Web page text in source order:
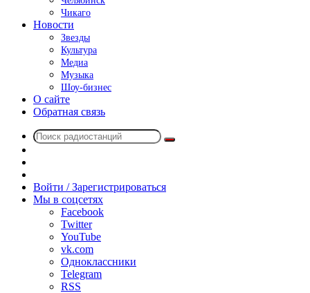
Чикаго
Новости
Звезды
Культура
Медиа
Музыка
Шоу-бизнес
О сайте
Обратная связь
Поиск
радио
Войти / Зарегистрироваться
Мы в соцсетях
Facebook
Twitter
YouTube
vk.com
Одноклассники
Telegram
RSS